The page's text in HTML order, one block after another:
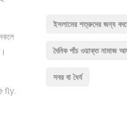
fly.
ইসলামের শত্রুদের জন্য
দৈনিক পাঁচ ওয়াক্ত নামাজ
সবর বা ধৈর্য